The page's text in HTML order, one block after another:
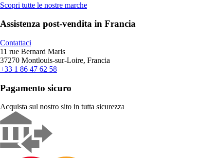
Scopri tutte le nostre marche
Assistenza post-vendita in Francia
Contattaci
11 rue Bernard Maris
37270 Montlouis-sur-Loire, Francia
+33 1 86 47 62 58
Pagamento sicuro
Acquista sul nostro sito in tutta sicurezza